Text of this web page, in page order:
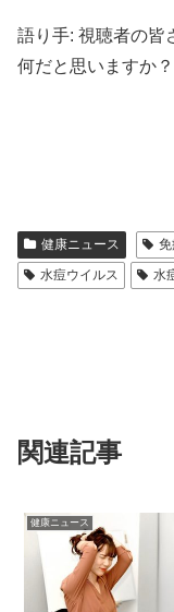
語り手: 視聴者の皆
何だと思いますか
健康ニュース 免
水痘ウイルス
水
関連記事
健康ニュース